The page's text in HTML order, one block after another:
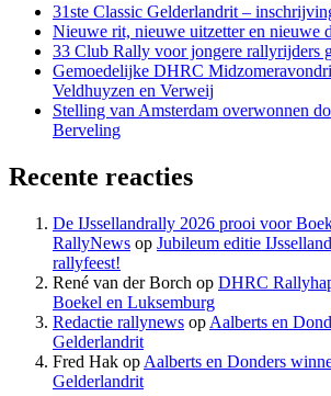
31ste Classic Gelderlandrit –
Nieuwe rit, nieuwe uitzetter en nieuwe
33 Club Rally voor jongere rallyrijders
Gemoedelijke DHRC
Veldhuyzen en Verweij
Stelling van Amsterdam overwonnen
Berveling
Recente reacties
De IJssellandrally 2026 prooi voor
RallyNews op Jubileum editie
rallyfeest!
René van der Borch op DHRC
Boekel en Luksemburg
Redactie rallynews op Aalberts en
Gelderlandrit
Fred Hak op Aalberts en Donders
Gelderlandrit